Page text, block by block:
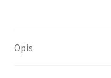
Opis